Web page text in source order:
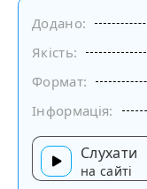
Додано:
Якість:
Формат:
Інформація:
Слухати
на сайті